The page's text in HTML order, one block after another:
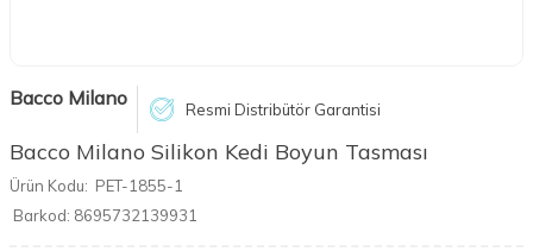
Bacco Milano Resmi Distribütör Garantisi
Bacco Milano Silikon Kedi Boyun Tasması
Ürün Kodu: PET-1855-1
Barkod: 8695732139931